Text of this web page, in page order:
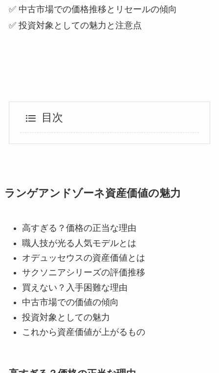
✅ 中古市場での価格推移とリセールの傾向
✅ 投資対象としての魅力と注意点
目次
ランゲアンドゾーネ資産価値の魅力
高すぎる？価格の正当な理由
職人技が光る人気モデルとは
オデュッセウスの資産価値とは
サクソニアシリーズの評価推移
買えない？入手困難な理由
中古市場での価値の傾向
投資対象としての魅力
これから資産価値が上がるもの